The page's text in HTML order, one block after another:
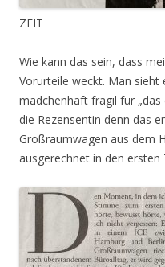
ZEIT
Wie kann das sein, dass
Vorurteile weckt. Man sieht
mädchenhaft fragil für „das
die Rezensentin denn das
Großraumwagen aus dem
ausgerechnet in den ersten